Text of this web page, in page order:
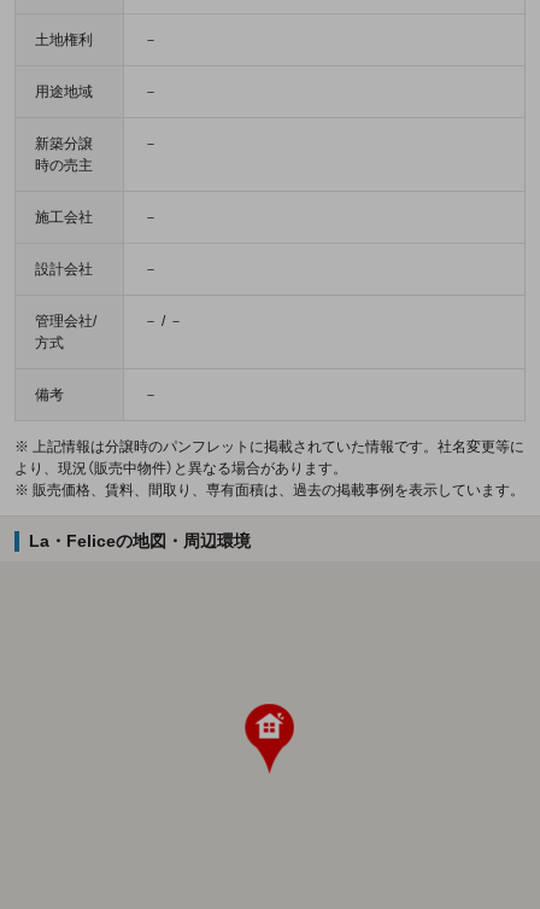
土地権利 －
用途地域 －
新築分譲
時の売主
－
施工会社 －
設計会社 －
管理会社/
方式
－ / －
備考 －
※ 上記情報は分譲時のパンフレットに掲載されていた情報です。社名変更等に
より、現況（販売中物件）と異なる場合があります。
※ 販売価格、賃料、間取り、専有面積は、過去の掲載事例を表示しています。
La・Feliceの地図・周辺環境